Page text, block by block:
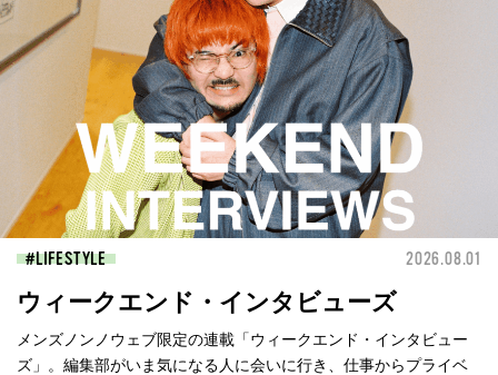
LIFESTYLE 2026.08.01
ウィークエンド・インタビューズ
メンズノンノウェブ限定の連載「ウィークエンド・インタビュー
ズ」。編集部がいま気になる人に会いに行き、仕事からプライベ